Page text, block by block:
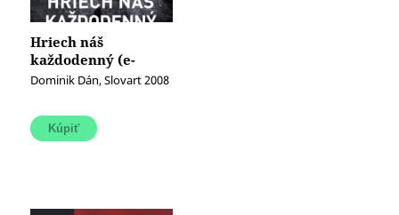
Hriech náš
každodenný (e-
kniha)
Dominik Dán, Slovart 2008